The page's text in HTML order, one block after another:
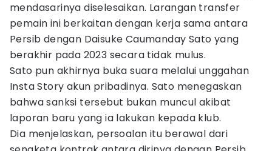
mendasarinya diselesaikan. Larangan transfer
pemain ini berkaitan dengan kerja sama antara
Persib dengan Daisuke Caumanday Sato yang
berakhir pada 2023 secara tidak mulus.
Sato pun akhirnya buka suara melalui unggahan
Insta Story akun pribadinya. Sato menegaskan
bahwa sanksi tersebut bukan muncul akibat
laporan baru yang ia lakukan kepada klub.
Dia menjelaskan, persoalan itu berawal dari